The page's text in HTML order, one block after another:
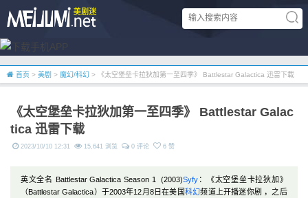
首页 > 美剧 > 魔幻/科幻 > 《太空堡垒卡拉狄加第一至四季》 Battlestar Galactica 迅雷下载
《太空堡垒卡拉狄加第一至四季》 Battlestar Galac
tica 迅雷下载
2023/10/10 12:31 15,641 浏览 0 评论 6 赞
英文全名 Battlestar Galactica Season 1 (2003)Syfy ：《太空堡垒卡拉狄加》
（Battlestar Galactica）于2003年12月8日在美国科幻频道上开播迷你剧 ，之后